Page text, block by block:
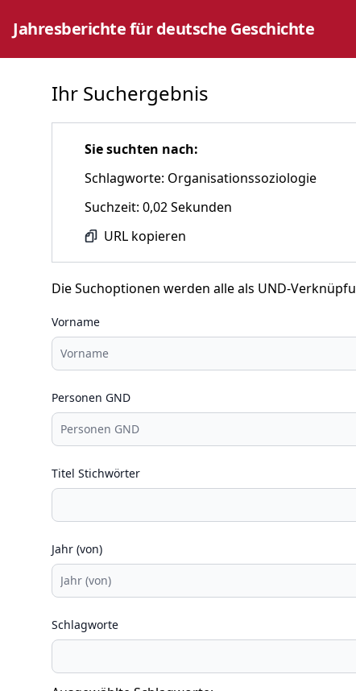
Jahresberichte für deutsche Geschichte
Ihr Suchergebnis
Sie suchten nach:
Schlagworte: Organisationssoziologie
Suchzeit: 0,02 Sekunden
URL kopieren
Die Suchoptionen werden alle als UND-
Vorname
Personen GND
Titel Stichwörter
Jahr (von)
Schlagworte